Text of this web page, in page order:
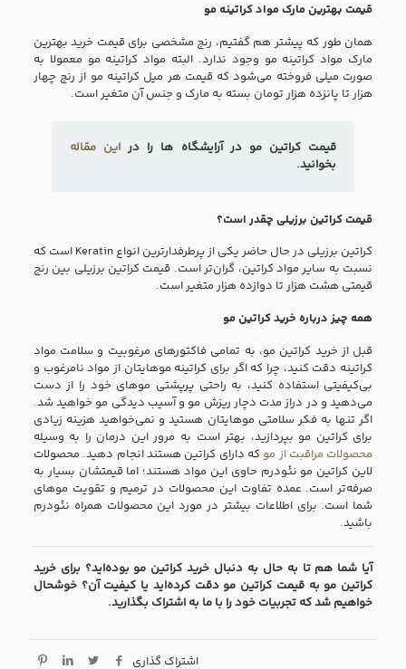
قیمت بهترین مارک مواد کراتینه مو
همان طور که پیشتر هم گفتیم، رنج مشخصی برای قیمت خرید بهترین
مارک مواد کراتینه مو وجود ندارد. البته مواد کراتینه مو معمولا به
صورت میلی فروخته می‌شود که قیمت هر میل کراتینه مو از رنج چهار
هزار تا پانزده هزار تومان بسته به مارک و جنس آن متغیر است.
قیمت کراتین مو در آرایشگاه ها را دراین مقاله
بخوانید.
قیمت کراتین برزیلی چقدر است؟
کراتین برزیلی در حال حاضر یکی از پرطرفدارترین انواع Keratin است که
نسبت به سایر مواد کراتین، گران‌تر است. قیمت کراتین برزیلی بین رنج
قیمتی هشت هزار تا دوازده هزار متغیر است.
همه چیز درباره خرید کراتین مو
قبل از خرید کراتین مو، به تمامی فاکتور‌های مرغوبیت و سلامت مواد
کراتینه دقت کنید، چرا که اگر برای کراتینه مو‌هایتان از مواد نامرغوب و
بی‌کیفیتی استفاده کنید، به راحتی پرپشتی مو‌های خود را از دست
می‌دهید و در دراز مدت دچار ریزش مو و آسیب دیدگی مو خواهید شد.
اگر تنها به فکر سلامتی موهایتان هستید و نمی‌خواهید هزینه زیادی
برای کراتین مو بپردازید، بهتر است به مرور این درمان را به وسیله
محصولات مراقبت از مو که دارای کراتین هستند انجام دهید. محصولات
لاین کراتین مو نئودرم حاوی این مواد هستند؛ اما قیمتشان بسیار به
صرفه‌تر است. عمده تفاوت این محصولات در ترمیم و تقویت موهای
شما است. برای اطلاعات بیشتر در مورد این محصولات همراه نئودرم
باشید.
آیا شما هم تا به حال به دنبال خرید کراتین مو بوده‌اید؟ برای خرید
کراتین مو به قیمت کراتین مو دقت کرده‌اید یا کیفیت آن؟ خوشحال
خواهیم شد که تجربیات خود را با ما به اشتراک بگذارید.
اشتراک گذاری